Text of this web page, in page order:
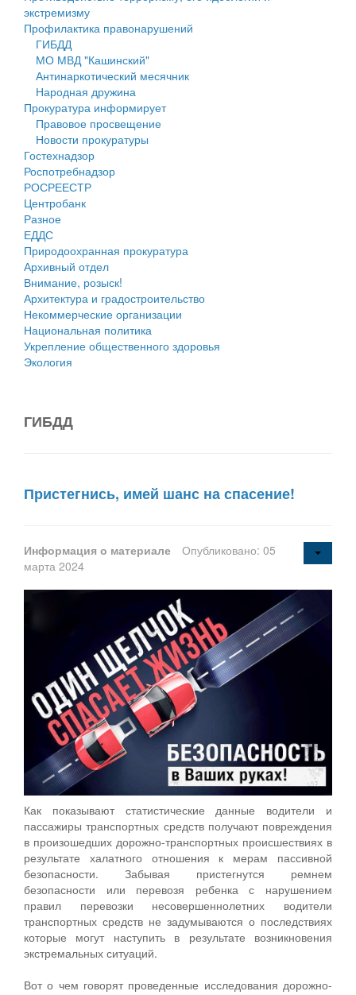
Деятельность МУ
Нормативы градостроительного проектирования
Правила землепользования и застройки
Генеральные планы
Проекты планировки территории
Собрание депутатов
Городское поселение
Сельские поселения
экстремизму
Профилактика правонарушений
ГИБДД
МО МВД "Кашинский"
Антинаркотический месячник
Народная дружина
Прокуратура информирует
Правовое просвещение
Новости прокуратуры
Гостехнадзор
Роспотребнадзор
РОСРЕЕСТР
Центробанк
Разное
ЕДДС
Природоохранная прокуратура
Архивный отдел
Внимание, розыск!
Архитектура и градостроительство
Некоммерческие организации
Национальная политика
Укрепление общественного здоровья
Экология
ГИБДД
Пристегнись, имей шанс на спасение!
Информация о материале
Опубликовано: 05
марта 2024
Как показывают статистические данные водители и
пассажиры транспортных средств получают повреждения
в произошедших дорожно-транспортных происшествиях в
результате халатного отношения к мерам пассивной
безопасности. Забывая пристегнутся ремнем
безопасности или перевозя ребенка с нарушением
правил перевозки несовершеннолетних водители
транспортных средств не задумываются о последствиях
которые могут наступить в результате возникновения
экстремальных ситуаций.
Вот о чем говорят проведенные исследования дорожно-